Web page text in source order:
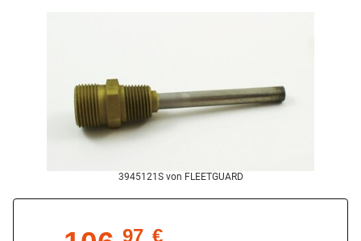
3945121S von FLEETGUARD
97 €